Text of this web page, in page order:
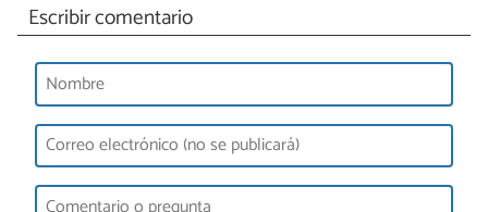
Escribir comentario